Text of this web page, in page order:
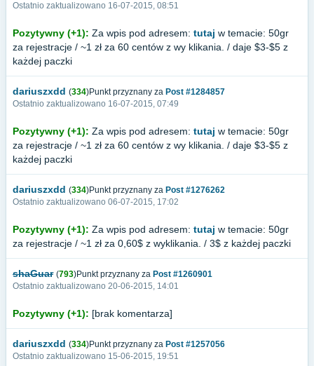
Ostatnio zaktualizowano 16-07-2015, 08:51
Pozytywny (+1): Za wpis pod adresem: tutaj w temacie: 50gr
za rejestracje / ~1 zł za 60 centów z wy klikania. / daje $3-$5 z
każdej paczki
dariuszxdd (334)Punkt przyznany za Post #1284857
Ostatnio zaktualizowano 16-07-2015, 07:49
Pozytywny (+1): Za wpis pod adresem: tutaj w temacie: 50gr
za rejestracje / ~1 zł za 60 centów z wy klikania. / daje $3-$5 z
każdej paczki
dariuszxdd (334)Punkt przyznany za Post #1276262
Ostatnio zaktualizowano 06-07-2015, 17:02
Pozytywny (+1): Za wpis pod adresem: tutaj w temacie: 50gr
za rejestracje / ~1 zł za 0,60$ z wyklikania. / 3$ z każdej paczki
shaGuar (793)Punkt przyznany za Post #1260901
Ostatnio zaktualizowano 20-06-2015, 14:01
Pozytywny (+1): [brak komentarza]
dariuszxdd (334)Punkt przyznany za Post #1257056
Ostatnio zaktualizowano 15-06-2015, 19:51